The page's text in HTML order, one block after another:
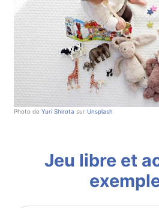
Photo de Yuri Shirota sur Unsplash
Jeu libre et